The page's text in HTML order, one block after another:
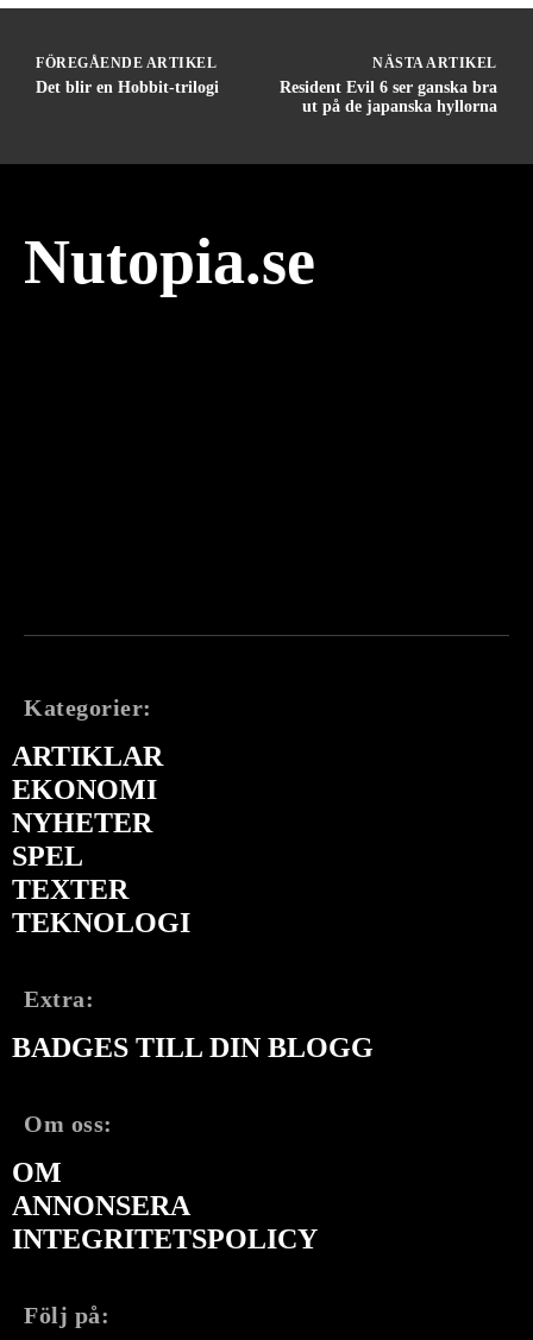
FÖREGÅENDE ARTIKEL
Det blir en Hobbit-trilogi
NÄSTA ARTIKEL
Resident Evil 6 ser ganska bra
ut på de japanska hyllorna
Nutopia.se
Kategorier:
ARTIKLAR
EKONOMI
NYHETER
SPEL
TEXTER
TEKNOLOGI
Extra:
BADGES TILL DIN BLOGG
Om oss:
OM
ANNONSERA
INTEGRITETSPOLICY
Följ på: